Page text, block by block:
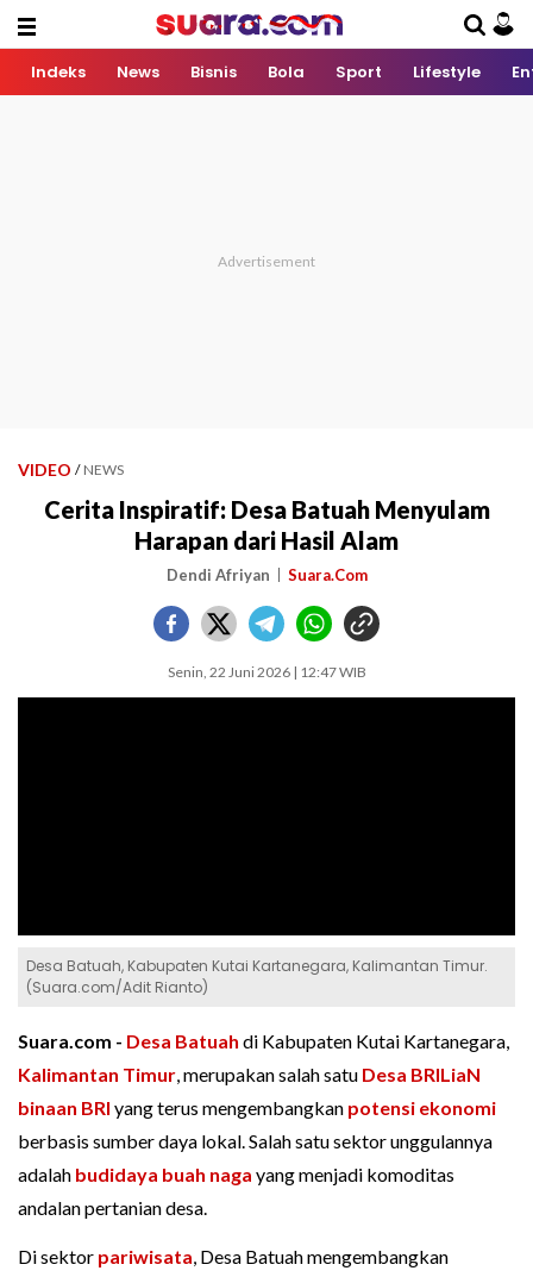
Indeks News Bisnis Bola Sport Lifestyle
VIDEO / NEWS
Cerita Inspiratif: Desa Batuah Menyulam
Harapan dari Hasil Alam
Dendi Afriyan Suara.Com
Senin, 22 Juni 2026 | 12:47 WIB
Desa Batuah, Kabupaten Kutai Kartanegara, Kalimantan Timur.
(Suara.com/Adit Rianto)
Suara.com - Desa Batuah di Kabupaten Kutai Kartanegara,
Kalimantan Timur, merupakan salah satu Desa BRILiaN
binaan BRI yang terus mengembangkan potensi ekonomi
berbasis sumber daya lokal. Salah satu sektor unggulannya
adalah budidaya buah naga yang menjadi komoditas
andalan pertanian desa.
Di sektor pariwisata, Desa Batuah mengembangkan